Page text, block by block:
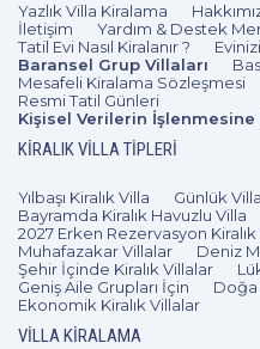
Yazlık Villa Kiralama
İletişim
Yardım & Destek
Tatil Evi Nasıl Kiralanır ?
Baransel Grup Villaları
Mesafeli Kiralama Sözleşmesi
Resmi Tatil Günleri
Kişisel Verilerin
KIRALIK VILLA TIPLERI
Yılbaşı Kiralık Villa Günlük
Bayramda Kiralık Havuzlu Villa
2027 Erken Rezervasyon
Muhafazakar Villalar
Deniz
Şehir İçinde Kiralık Villalar
Geniş Aile Grupları İçin
Doğa
Ekonomik Kiralık Villalar
VILLA KIRALAMA